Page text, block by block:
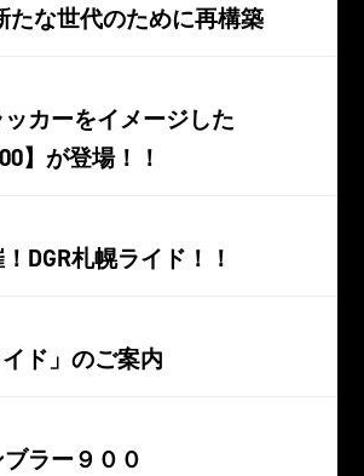
たな世代のために再構築
カーをイメージした
】が登場！！
DGR札幌ライド！！
イド」のご案内
ラー９００